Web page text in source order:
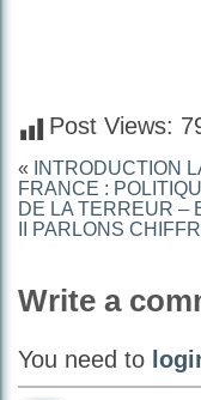
Post Views:
« INTRODUCTION
FRANCE :
DE LA TERREUR –
II PARLONS
Write a
You need to